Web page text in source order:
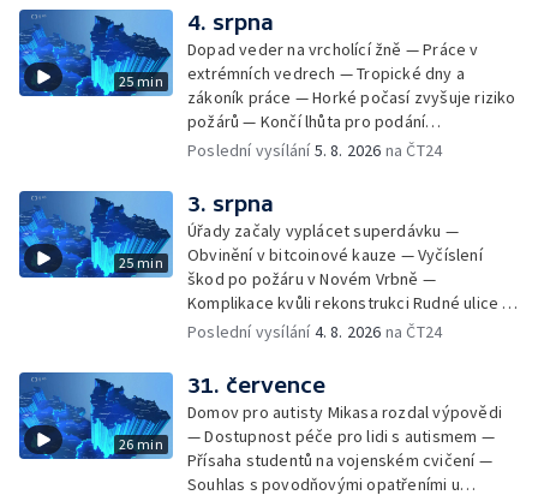
depozitu Vlastivědného muzea Olomouc —
Zakládání nových dětských skupin — Výběr
ze sociálních sítí Události Ostrava — Tresty
pro fotbalisty za korupci — Po stopách
Gebharda Blüchera
25 min
4. srpna
Dopad veder na vrcholící žně — Práce v
extrémních vedrech — Tropické dny a
zákoník práce — Horké počasí zvyšuje riziko
požárů — Končí lhůta pro podání
kandidátních listin — Končí lhůta pro podání
rozsudek v lihové kauze — Výročí
zavraždění Václava III. v Olomouci — Těžba
unikátní rašeliny pro lázně v Karlově
Studánce — Výběr ze sociálních sítí ČT —
Nový program pro léčbu obezity —
Olomoucké (nejen) shakespearovské léto
Poslední vysílání5. 8. 2026 na ČT24
25 min
3. srpna
Úřady začaly vyplácet superdávku —
Obvinění v bitcoinové kauze — Vyčíslení
škod po požáru v Novém Vrbně —
Komplikace kvůli rekonstrukci Rudné ulice —
Nárůst zájmu o klimatizace — Výluka vlaků
Protipovodňová opatření v Troubkách —
Zájem o bydlení na vysokoškolskýc kolejích
— Vrcholí sklizeň levandulí
Poslední vysílání4. 8. 2026 na ČT24
26 min
31. července
Domov pro autisty Mikasa rozdal výpovědi
— Dostupnost péče pro lidi s autismem —
Přísaha studentů na vojenském cvičení —
Souhlas s povodňovými opatřeními u